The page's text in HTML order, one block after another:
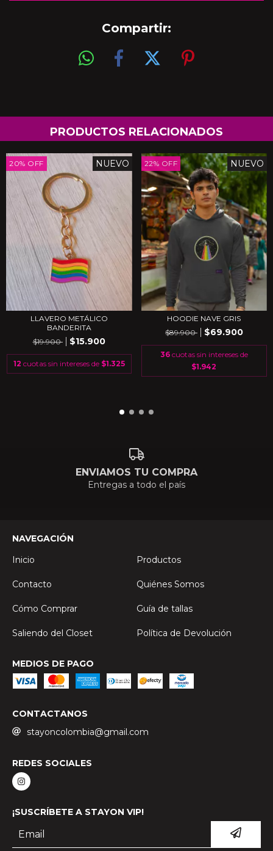
Compartir:
PRODUCTOS RELACIONADOS
20% OFF NUEVO
LLAVERO METÁLICO
BANDERITA
$19.900
$15.900
12 cuotas sin intereses de $1.325
22% OFF NUEVO
HOODIE NAVE GRIS
$89.900
$69.900
36 cuotas sin intereses de
$1.942
ENVIAMOS TU COMPRA
Entregas a todo el país
NAVEGACIÓN
Inicio
Productos
Contacto Quiénes Somos
Cómo Comprar Guía de tallas
Saliendo del Closet Política de Devolución
MEDIOS DE PAGO
CONTACTANOS
stayoncolombia@gmail.com
REDES SOCIALES
¡SUSCRÍBETE A STAYON VIP!